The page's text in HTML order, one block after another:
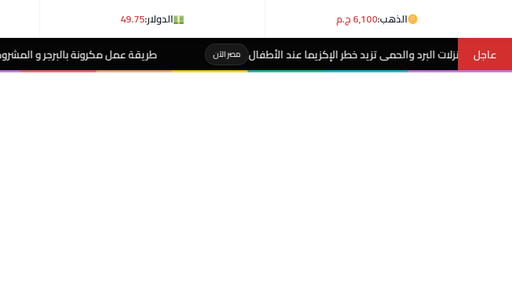
الذهب:6,100 ج.م الدولار:49.75
عاجلتزيد خطر الإكزيما عند الأطفال مصر الآن طريقة عمل مكرونة بالبرجر و المشروم زي المطاعم مصر الآن